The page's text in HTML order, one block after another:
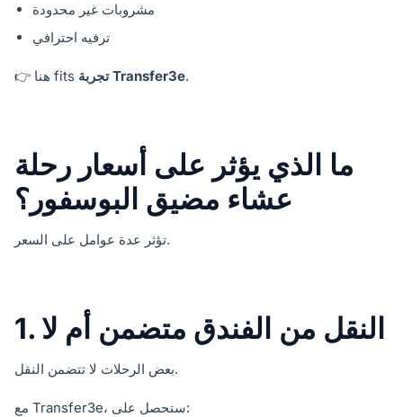
مشروبات غير محدودة
ترفيه احترافي
👉 هنا fits تجربة Transfer3e.
ما الذي يؤثر على أسعار رحلة
عشاء مضيق البوسفور؟
تؤثر عدة عوامل على السعر.
1. النقل من الفندق متضمن أم لا
بعض الرحلات لا تتضمن النقل.
مع Transfer3e، ستحصل على: